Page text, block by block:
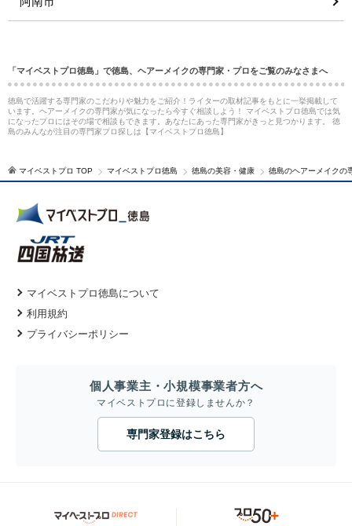
「マイベストプロ徳島」で徳島、ヘアーメイクの専門家・プロをご覧のみなさまへ
徳島で活躍する専門家のこだわりや魅力をご紹介！ライターの取材記事をもとに一挙掲載して
います。ヘアーメイクの専門家が気になったら今すぐ相談しよう！ マイベストプロ徳島では気
になったプロにはその場で相談もできます。あなたにあった専門家がきっと見つかります。 徳
島のみんなが注目の専門家プロ探しは【マイベストプロ徳島】
マイベストプロ TOP マイベストプロ徳島 徳島の美容・健康 徳島のヘアーメイクの
マイベストプロ徳島について
利用規約
プライバシーポリシー
個人事業主・小規模事業者方へ
マイベストプロに登録しませんか？
専門家登録はこちら